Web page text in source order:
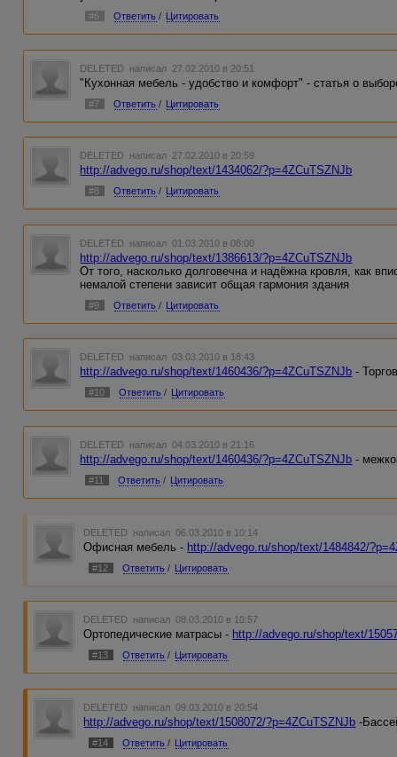
#6 Ответить / Цитировать
DELETED написал 27.02.2010 в 20:51
"Кухонная мебель - удобство и комфорт" - статья о
#7 Ответить / Цитировать
DELETED написал 27.02.2010 в 20:59
http://advego.ru/shop/text/1434062/?p=4ZCuTSZNJb
#8 Ответить / Цитировать
DELETED написал 01.03.2010 в 08:00
http://advego.ru/shop/text/1386613/?p=4ZCuTSZNJb
От того, насколько долговечна и надёжна кровля, как
немалой степени зависит общая гармония здания
#9 Ответить / Цитировать
DELETED написал 03.03.2010 в 18:43
http://advego.ru/shop/text/1460436/?p=4ZCuTSZNJb -
#10 Ответить / Цитировать
DELETED написал 04.03.2010 в 21:16
http://advego.ru/shop/text/1460436/?p=4ZCuTSZNJb -
#11 Ответить / Цитировать
DELETED написал 06.03.2010 в 10:14
Офисная мебель - http://advego.ru/shop/text/1484842/
#12 Ответить / Цитировать
DELETED написал 08.03.2010 в 10:57
Ортопедические матрасы - http://advego.ru/shop/text/
#13 Ответить / Цитировать
DELETED написал 09.03.2010 в 20:54
http://advego.ru/shop/text/1508072/?p=4ZCuTSZNJb -
#14 Ответить / Цитировать